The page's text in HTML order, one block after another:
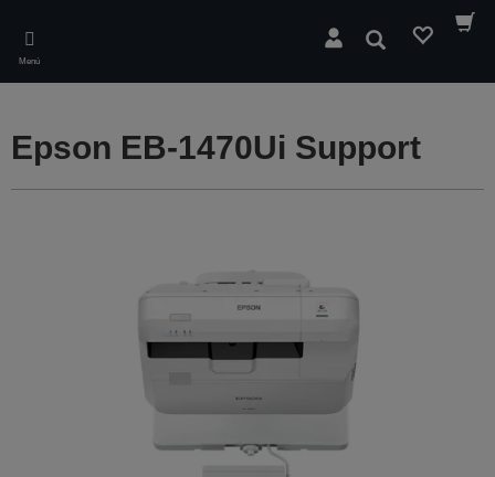
main
content
Menú
Buscar
Epson EB-1470Ui Support